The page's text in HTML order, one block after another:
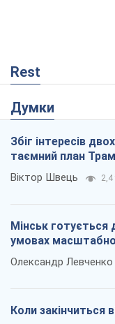
Rest
Думки
Збіг інтересів
таємний план
Віктор Швець 2,4
Мінськ готується
умовах
Олександр Левченко
Коли закінчиться